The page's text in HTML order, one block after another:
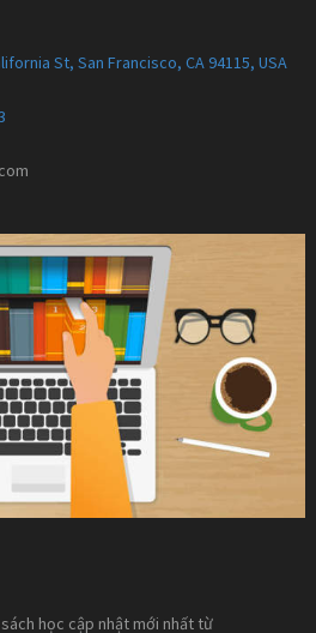
St, San Francisco, CA 94115, USA
học cập nhật mới nhất từ